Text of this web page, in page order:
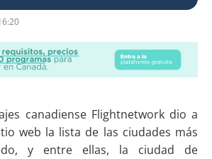
canadiense Flightnetwork dio a
web la lista de las ciudades más
y entre ellas, la ciudad de